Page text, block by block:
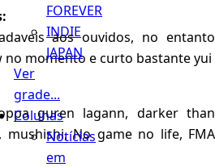
FOREVER
INDIE
JAPAN
Ver
grade...
Colunas
Notícias
em
aos ouvidos, no entanto
momento e curto bastante yui
guren lagann, darker than
mushishi, No game no life, FMA